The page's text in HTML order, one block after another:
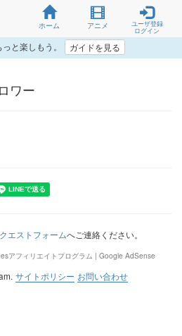
ホーム アニメ
ユーザ登録
ログイン
と楽しもう。 ガイドを見る
ワー
エストフォームへご連絡ください。
アフィリエイトプログラム | Google AdSense
サイトポリシー お問い合わせ